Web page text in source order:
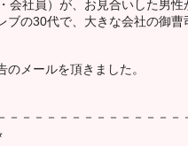
会社員）が、お見合いした男性
ブの30代で、大きな会社の御曹
メールを頂きました。
－－－－－－－－－－－－－－